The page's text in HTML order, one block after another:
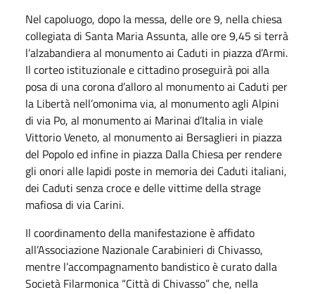
Nel capoluogo, dopo la messa, delle ore 9, nella chiesa
collegiata di Santa Maria Assunta, alle ore 9,45 si terrà
l’alzabandiera al monumento ai Caduti in piazza d’Armi.
Il corteo istituzionale e cittadino proseguirà poi alla
posa di una corona d’alloro al monumento ai Caduti per
la Libertà nell’omonima via, al monumento agli Alpini
di via Po, al monumento ai Marinai d’Italia in viale
Vittorio Veneto, al monumento ai Bersaglieri in piazza
del Popolo ed infine in piazza Dalla Chiesa per rendere
gli onori alle lapidi poste in memoria dei Caduti italiani,
dei Caduti senza croce e delle vittime della strage
mafiosa di via Carini.
Il coordinamento della manifestazione è affidato
all’Associazione Nazionale Carabinieri di Chivasso,
mentre l’accompagnamento bandistico è curato dalla
Società Filarmonica “Città di Chivasso” che, nella